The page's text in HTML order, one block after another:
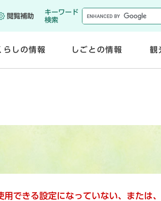
メニューを飛ばして本文
閲覧補助
キーワード
検索
らしの情報 しごとの情報 観
できる設定になっていない、または